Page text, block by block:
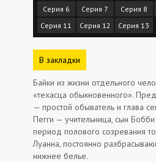
Серия 6
Серия 7 Серия 8
Серия 11
Серия 12 Серия 13
В закладки
Байки из жизни отдельного
«техасца обыкновенного».
— простой обыватель и глава
Пегги — учительница, сын
период полового созревания
Луанна, постоянно
нижнее белье.